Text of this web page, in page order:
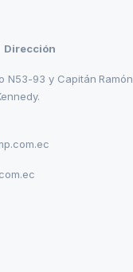
Dirección
N53-93 y Capitán Ramón